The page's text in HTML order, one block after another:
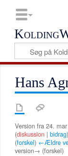
Hans
Version fra 24.
(diskussion |bidrag)
(forskel) ←Ældre
version→ (forskel)